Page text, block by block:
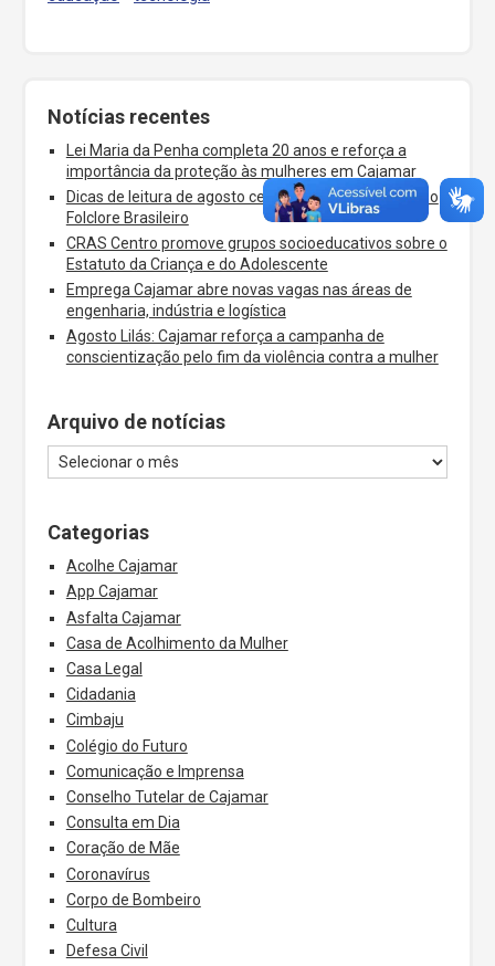
Notícias recentes
Lei Maria da Penha completa 20 anos e reforça a
importância da proteção às mulheres em Cajamar
Dicas de leitura de agosto celebram o Dia dos Pais e o
Folclore Brasileiro
CRAS Centro promove grupos socioeducativos sobre o
Estatuto da Criança e do Adolescente
Emprega Cajamar abre novas vagas nas áreas de
engenharia, indústria e logística
Agosto Lilás: Cajamar reforça a campanha de
conscientização pelo fim da violência contra a mulher
Arquivo de notícias
Categorias
Acolhe Cajamar
App Cajamar
Asfalta Cajamar
Casa de Acolhimento da Mulher
Casa Legal
Cidadania
Cimbaju
Colégio do Futuro
Comunicação e Imprensa
Conselho Tutelar de Cajamar
Consulta em Dia
Coração de Mãe
Coronavírus
Corpo de Bombeiro
Cultura
Defesa Civil